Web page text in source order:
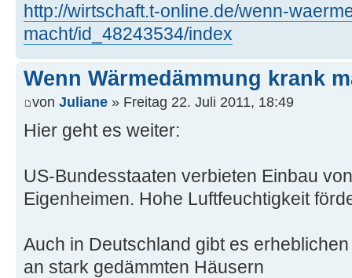
http://wirtschaft.t-online.de/wenn-
macht/id_48243534/index
Wenn Wärmedämmung krank
von Juliane » Freitag 22. Juli 2011, 18:49
Hier geht es weiter:
US-Bundesstaaten verbieten Einbau
Eigenheimen. Hohe Luftfeuchtigkeit
Auch in Deutschland gibt es
an stark gedämmten Häusern